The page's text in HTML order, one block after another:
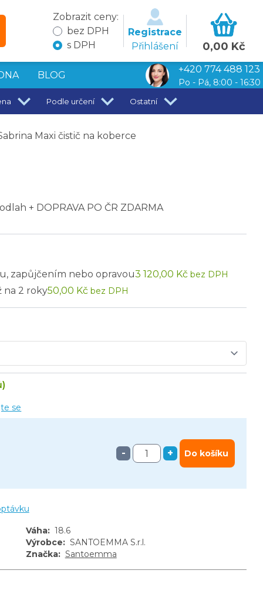
Zobrazit ceny:
bez DPH
s DPH
Registrace
Přihlášení
0,00 Kč
BLOG
+420 774 488 123
Po - Pá, 8:00 - 16:30
Podle určení Ostatní
Maxi čistič na koberce
+ DOPRAVA PO ČR ZDARMA
- + Do košíku
zapůjčením nebo opravou3 120,00 Kč bez DPH
na 2 roky50,00 Kč bez DPH
se
Váha: 18.6
Výrobce: SANTOEMMA S.r.l.
Značka: Santoemma